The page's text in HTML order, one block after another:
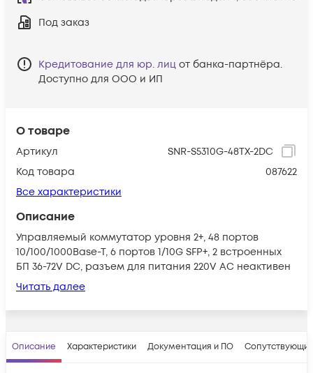
О товаре
Артикул
SNR-S5310G-48TX-2DC
Код товара
087622
Все характеристики
Описание
Управляемый коммутатор уровня 2+, 48 портов
10/100/1000Base-T, 6 портов 1/10G SFP+, 2 встроенных
БП 36-72V DC, разъем для питания 220V AC неактивен
Читать далее
Под заказ
Кредитование для юр. лиц от банка-партнёра.
Доступно для ООО и ИП
Описание Характеристики Документация и ПО